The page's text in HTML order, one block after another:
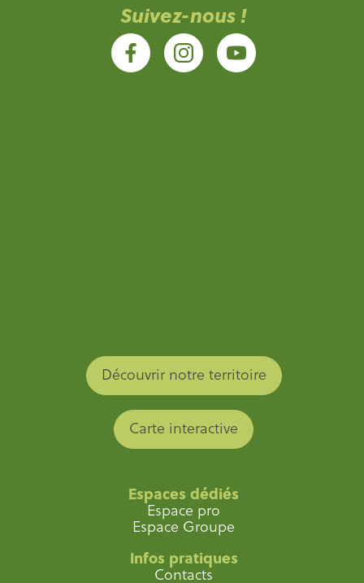
Suivez-nous !
Découvrir notre territoire
Carte interactive
Espaces dédiés
Espace pro
Espace Groupe
Infos pratiques
Contacts